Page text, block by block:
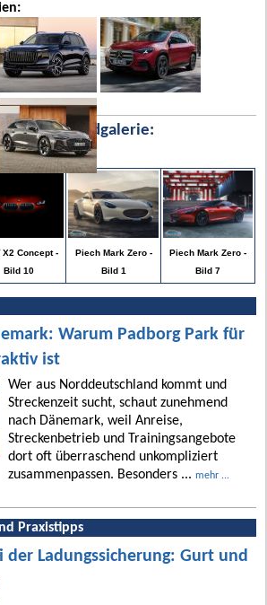
unserer Bildgalerie:
X2 Concept -
Bild 10
Piech Mark Zero -
Bild 1
Piech Mark Zero -
Bild 7
Warum Padborg Park für
ist
Wer aus Norddeutschland kommt und
Streckenzeit sucht, schaut zunehmend
nach Dänemark, weil Anreise,
Streckenbetrieb und Trainingsangebote
dort oft überraschend unkompliziert
zusammenpassen. Besonders ... mehr ...
Praxistipps
der Ladungssicherung: Gurt und